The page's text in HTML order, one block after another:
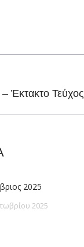
Έκτακτο Τεύχος
2025
2025